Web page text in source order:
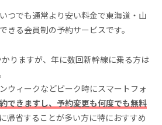
つでも通常より安い料金で東海道・山
きる会員制の予約サービスです。
りますが、年に数回新幹線に乗る方は
ウィークなどピーク時にスマートフォ
できますし、予約変更も何度でも無料
帰省することが多い方に特におすすめ